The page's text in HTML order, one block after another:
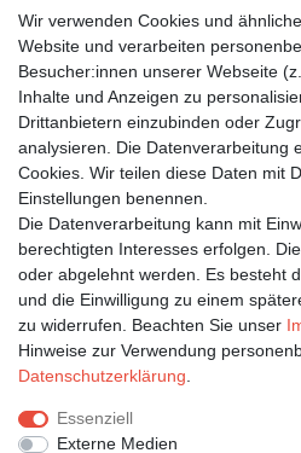
Wunschliste
Warenkorb
Bleiben Sie auf dem Laufenden ...
E-MAIL **
Newsletter
Honig
Hiermit bestätige ich, dass ich die
Einwilligung kann ich jederzeit widerrufen.**
**
Wir verwenden Cookies und
Website und verarbeiten
Besucher:innen unserer Webseite
Inhalte und Anzeigen zu
Drittanbietern einzubinden oder
analysieren. Die Datenverarbeitung
Cookies. Wir teilen diese Daten mit
Einstellungen benennen.
Die Datenverarbeitung kann mit
berechtigten Interesses erfolgen.
oder abgelehnt werden. Es besteht
und die Einwilligung zu einem
zu widerrufen. Beachten Sie unser
Hinweise zur Verwendung
Daten­schutz­erklärung
Essenziell
Externe Medien